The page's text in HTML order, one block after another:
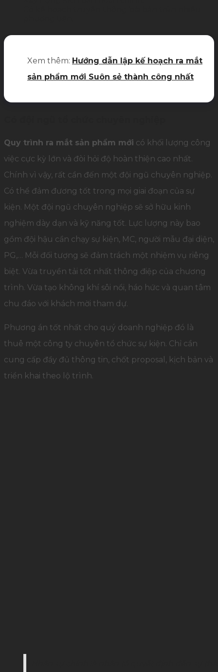
Xem thêm: Hướng dẫn lập kế hoạch ra mắt
sản phẩm mới Suôn sẻ thành công nhất
Quy trình ra mắt sản phẩm mới có khối lượng công
việc cực kỳ lớn và đòi hỏi độ hoàn thiện cao nhất.
Chính vì vậy, rất cần đến một đội ngũ chuyên nghiệp.
Có thể đảm đương tốt trong mọi giai đoạn của sự
kiện. Một đội ngũ chuyên nghiệp sẽ sở hữu kinh
nghiệm dày dạn và kỹ năng tốt. Lực lượng này bao
gồm đội hậu cần chạy sự kiện, MC, người mẫu đại diện,
PG,… Mỗi đối tượng sẽ đảm trách một nhiệm vụ riêng
biệt. Vừa truyền tải tốt nhất thông điệp của chương
trình. Vừa tạo không khí sôi nổi, háo hức và quan tâm
chu đáo với khách mời tham dự.
Phương án tốt nhất cho quý doanh nghiệp đó là
thuê một công ty chuyên tổ chức sự kiện. Chỉ cần
cung cấp đầy đủ thông tin, chốt proposal, kịch bản và
triển khai theo lộ trình.